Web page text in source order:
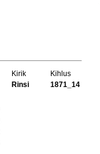
Kirik
Kihlus
Rinsi
1871_14